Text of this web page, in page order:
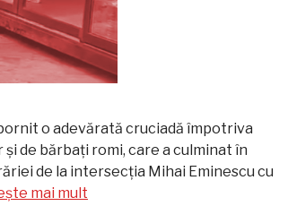
o adevărată cruciadă împotriva
de bărbați romi, care a culminat în
de la intersecția Mihai Eminescu cu
mai mult